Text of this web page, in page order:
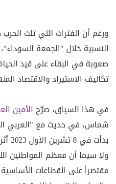
ورغم أن الفترات التي تلت
النسبية خلال "الجمعة
صعوبة في البقاء على قيد
تكاليف الاستيراد والاقتصاد
في هذا السياق، صرّح الأمين
شماس، في حديث مع "العربي
ولا سيما أن معظم المواطنين
مقتصراً على القطاعات